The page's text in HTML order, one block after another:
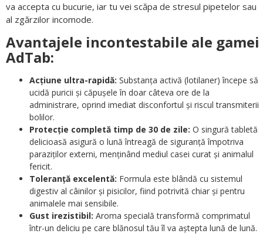
va accepta cu bucurie, iar tu vei scăpa de stresul pipetelor sau
al zgărzilor incomode.
Avantajele incontestabile ale gamei
AdTab:
Acțiune ultra-rapidă: Substanța activă (lotilaner) începe să
ucidă puricii și căpușele în doar câteva ore de la
administrare, oprind imediat disconfortul și riscul transmiterii
bolilor.
Protecție completă timp de 30 de zile: O singură tabletă
delicioasă asigură o lună întreagă de siguranță împotriva
paraziților externi, menținând mediul casei curat și animalul
fericit.
Toleranță excelentă: Formula este blândă cu sistemul
digestiv al câinilor și pisicilor, fiind potrivită chiar și pentru
animalele mai sensibile.
Gust irezistibil: Aroma specială transformă comprimatul
într-un deliciu pe care blănosul tău îl va aștepta lună de lună.